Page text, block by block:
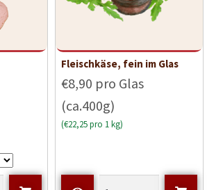
Fleischkäse, fein im Glas
€8,90 pro Glas
(ca.400g)
(€22,25 pro 1 kg)